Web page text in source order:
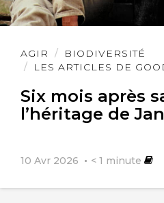
AGIR
BIODIVERSITÉ
LES ARTICLES DE
Six mois après
l’héritage de
10 Avr 2026 < 1 minute
Lire
l'article